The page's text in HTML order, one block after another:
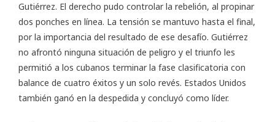
Gutiérrez. El derecho pudo controlar la rebelión, al propinar
dos ponches en línea. La tensión se mantuvo hasta el final,
por la importancia del resultado de ese desafío. Gutiérrez
no afrontó ninguna situación de peligro y el triunfo les
permitió a los cubanos terminar la fase clasificatoria con
balance de cuatro éxitos y un solo revés. Estados Unidos
también ganó en la despedida y concluyó como líder.